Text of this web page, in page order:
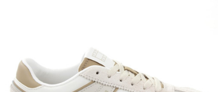
Carrinho
de
compras